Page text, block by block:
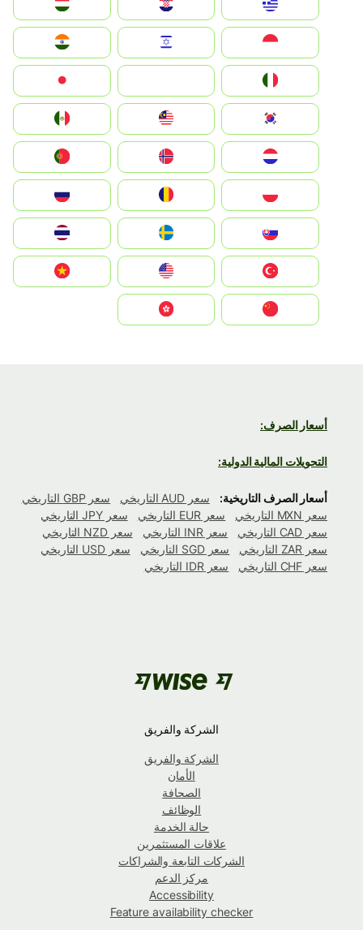
Hrvatska
Magyarország
Indonesia
South Korea
Nederland
Portugal
România
Slovensko
United States
Vietnam
أسعار الصرف:
التحويلات المالية الدولية:
أسعار الصرف التاريخية: سعر AUD التاريخي
سعر GBP التاريخي
سعر MXN التاريخي
سعر EUR التاريخي
سعر JPY التاريخي
سعر CAD التاريخي
سعر INR التاريخي
سعر NZD التاريخي
سعر ZAR التاريخي
سعر SGD التاريخي
سعر USD التاريخي
سعر CHF التاريخي
سعر IDR التاريخي
الشركة والفريق
الشركة والفريق
الأمان
الصحافة
الوظائف
حالة الخدمة
علاقات المستثمرين
الشركات التابعة والشراكات
مركز الدعم
Accessibility
Feature availability checker